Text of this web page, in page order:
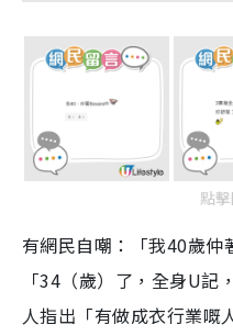
點
有網民自嘲：「我40歲仲
「34（歲）了，全身U
人指出「有做成衣行業嘅